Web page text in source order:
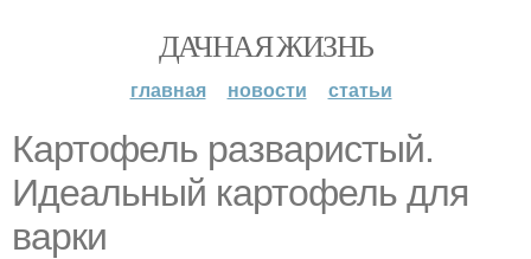
ДАЧНАЯ ЖИЗНЬ
главная новости статьи
Картофель разваристый.
Идеальный картофель для
варки